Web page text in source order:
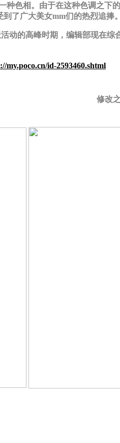
种色相。由于在这种色调之下
了广大美女mm们的热烈追捧。
的高峰时期，编辑部现在综
my.poco.cn/id-2593460.shtml
修改